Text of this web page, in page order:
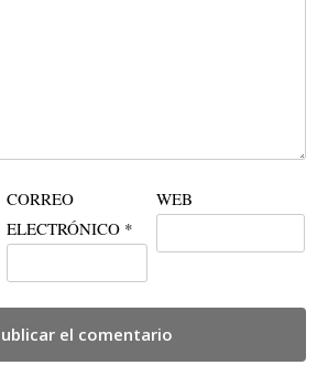
CORREO
ELECTRÓNICO *
WEB